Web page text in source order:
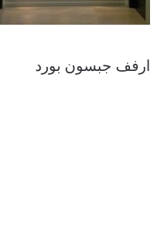
ارفف جبسون بورد